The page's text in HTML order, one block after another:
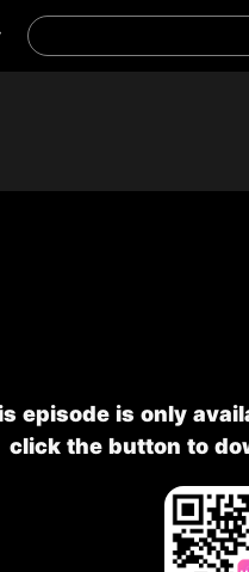
episode is only
click the button to